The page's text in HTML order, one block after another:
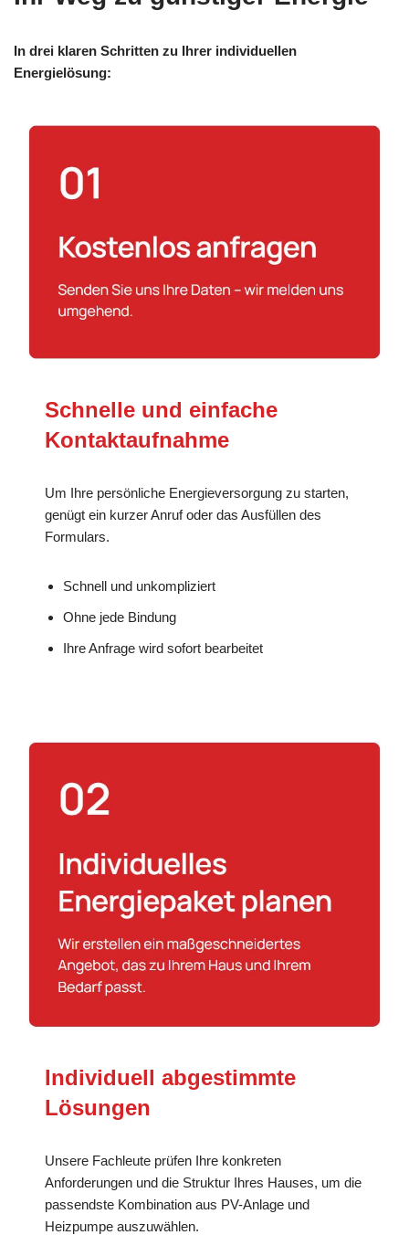
In drei klaren Schritten zu Ihrer individuellen
Energielösung:
Schnelle und einfache
Kontaktaufnahme
Um Ihre persönliche Energieversorgung zu starten,
genügt ein kurzer Anruf oder das Ausfüllen des
Formulars.
Schnell und unkompliziert
Ohne jede Bindung
Ihre Anfrage wird sofort bearbeitet
Individuell abgestimmte
Lösungen
Unsere Fachleute prüfen Ihre konkreten
Anforderungen und die Struktur Ihres Hauses, um die
passendste Kombination aus PV-Anlage und
Heizpumpe auszuwählen.